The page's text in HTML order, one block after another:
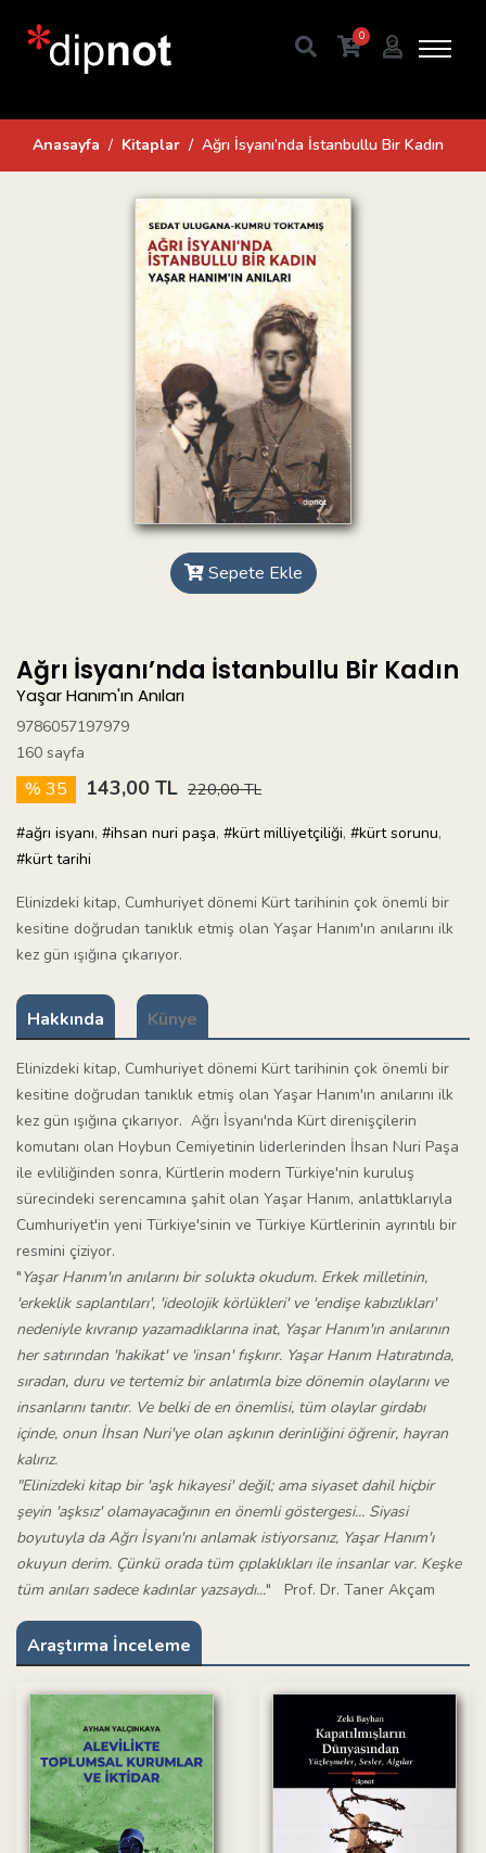
0
Anasayfa Kitaplar Ağrı İsyanı’nda İstanbullu Bir Kadın
Sepete Ekle
Ağrı İsyanı’nda İstanbullu Bir Kadın
Yaşar Hanım'ın Anıları
9786057197979
160 sayfa
% 35 143,00 TL 220,00 TL
#ağrı isyanı, #ihsan nuri paşa, #kürt milliyetçiliği, #kürt sorunu,
#kürt tarihi
Elinizdeki kitap, Cumhuriyet dönemi Kürt tarihinin çok önemli bir
kesitine doğrudan tanıklık etmiş olan Yaşar Hanım'ın anılarını ilk
kez gün ışığına çıkarıyor.
Hakkında Künye
Elinizdeki kitap, Cumhuriyet dönemi Kürt tarihinin çok önemli bir
kesitine doğrudan tanıklık etmiş olan Yaşar Hanım'ın anılarını ilk
kez gün ışığına çıkarıyor. Ağrı İsyanı'nda Kürt direnişçilerin
komutanı olan Hoybun Cemiyetinin liderlerinden İhsan Nuri Paşa
ile evliliğinden sonra, Kürtlerin modern Türkiye'nin kuruluş
sürecindeki serencamına şahit olan Yaşar Hanım, anlattıklarıyla
Cumhuriyet'in yeni Türkiye'sinin ve Türkiye Kürtlerinin ayrıntılı bir
resmini çiziyor.
"Yaşar Hanım'ın anılarını bir solukta okudum. Erkek milletinin,
'erkeklik saplantıları', 'ideolojik körlükleri' ve 'endişe kabızlıkları'
nedeniyle kıvranıp yazamadıklarına inat, Yaşar Hanım'ın anılarının
her satırından 'hakikat' ve 'insan' fışkırır. Yaşar Hanım Hatıratında,
sıradan, duru ve tertemiz bir anlatımla bize dönemin olaylarını ve
insanlarını tanıtır. Ve belki de en önemlisi, tüm olaylar girdabı
içinde, onun İhsan Nuri'ye olan aşkının derinliğini öğrenir, hayran
kalırız.
"Elinizdeki kitap bir 'aşk hikayesi' değil; ama siyaset dahil hiçbir
şeyin 'aşksız' olamayacağının en önemli göstergesi... Siyasi
boyutuyla da Ağrı İsyanı'nı anlamak istiyorsanız, Yaşar Hanım'ı
okuyun derim. Çünkü orada tüm çıplaklıkları ile insanlar var. Keşke
tüm anıları sadece kadınlar yazsaydı..." Prof. Dr. Taner Akçam
Araştırma İnceleme